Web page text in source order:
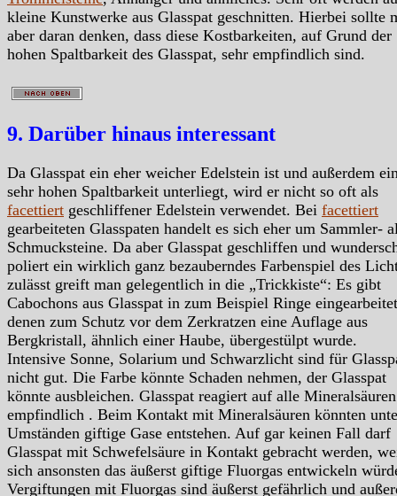
kleine Kunstwerke aus Glasspat geschnitten. Hierbei sollte
aber daran denken, dass diese Kostbarkeiten, auf Grund der
hohen Spaltbarkeit des Glasspat, sehr empfindlich sind.
9. Darüber hinaus interessant
Da Glasspat ein eher weicher Edelstein ist und außerdem
sehr hohen Spaltbarkeit unterliegt, wird er nicht so oft als
facettiert geschliffener Edelstein verwendet. Bei facettiert
gearbeiteten Glasspaten handelt es sich eher um Sammler-
Schmucksteine. Da aber Glasspat geschliffen und
poliert ein wirklich ganz bezauberndes Farbenspiel des
zulässt greift man gelegentlich in die „Trickkiste“: Es gibt
Cabochons aus Glasspat in zum Beispiel Ringe
denen zum Schutz vor dem Zerkratzen eine Auflage aus
Bergkristall, ähnlich einer Haube, übergestülpt wurde.
Intensive Sonne, Solarium und Schwarzlicht sind für
nicht gut. Die Farbe könnte Schaden nehmen, der Glasspat
könnte ausbleichen. Glasspat reagiert auf alle Mineralsäuren
empfindlich . Beim Kontakt mit Mineralsäuren könnten
Umständen giftige Gase entstehen. Auf gar keinen Fall darf
Glasspat mit Schwefelsäure in Kontakt gebracht werden,
sich ansonsten das äußerst giftige Fluorgas entwickeln
Vergiftungen mit Fluorgas sind äußerst gefährlich und